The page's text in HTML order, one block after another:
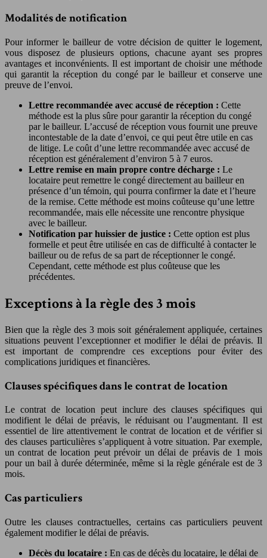
Modalités de notification
Pour informer le bailleur de votre décision de quitter le logement,
vous disposez de plusieurs options, chacune ayant ses propres
avantages et inconvénients. Il est important de choisir une méthode
qui garantit la réception du congé par le bailleur et conserve une
preuve de l’envoi.
Lettre recommandée avec accusé de réception : Cette
méthode est la plus sûre pour garantir la réception du congé
par le bailleur. L’accusé de réception vous fournit une preuve
incontestable de la date d’envoi, ce qui peut être utile en cas
de litige. Le coût d’une lettre recommandée avec accusé de
réception est généralement d’environ 5 à 7 euros.
Lettre remise en main propre contre décharge : Le
locataire peut remettre le congé directement au bailleur en
présence d’un témoin, qui pourra confirmer la date et l’heure
de la remise. Cette méthode est moins coûteuse qu’une lettre
recommandée, mais elle nécessite une rencontre physique
avec le bailleur.
Notification par huissier de justice : Cette option est plus
formelle et peut être utilisée en cas de difficulté à contacter le
bailleur ou de refus de sa part de réceptionner le congé.
Cependant, cette méthode est plus coûteuse que les
précédentes.
Exceptions à la règle des 3 mois
Bien que la règle des 3 mois soit généralement appliquée, certaines
situations peuvent l’exceptionner et modifier le délai de préavis. Il
est important de comprendre ces exceptions pour éviter des
complications juridiques et financières.
Clauses spécifiques dans le contrat de location
Le contrat de location peut inclure des clauses spécifiques qui
modifient le délai de préavis, le réduisant ou l’augmentant. Il est
essentiel de lire attentivement le contrat de location et de vérifier si
des clauses particulières s’appliquent à votre situation. Par exemple,
un contrat de location peut prévoir un délai de préavis de 1 mois
pour un bail à durée déterminée, même si la règle générale est de 3
mois.
Cas particuliers
Outre les clauses contractuelles, certains cas particuliers peuvent
également modifier le délai de préavis.
Décès du locataire : En cas de décès du locataire, le délai de